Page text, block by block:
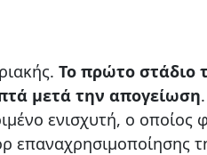
Το πρώτο στάδιο
μετά την απογείωση
ενισχυτή, ο οποίος
επαναχρησιμοποίησης